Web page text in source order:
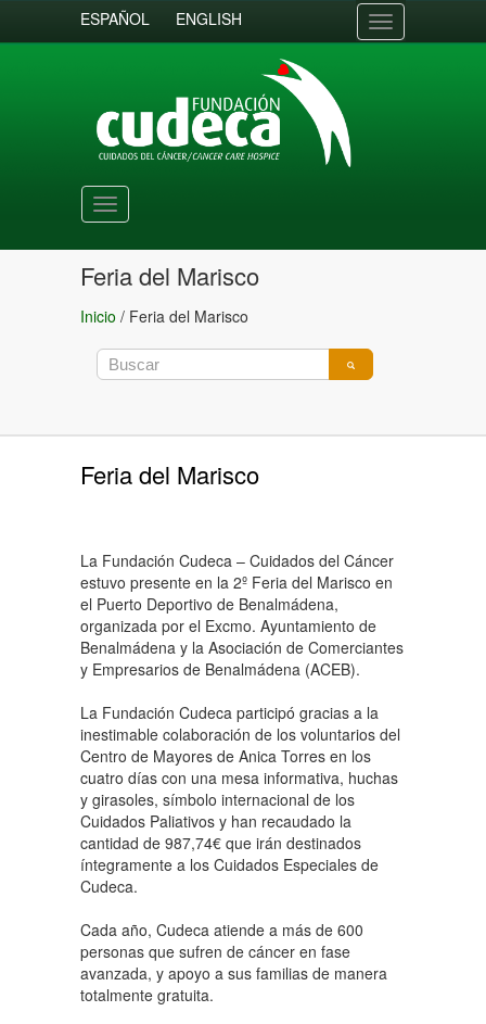
ESPAÑOL ENGLISH
Toggle
navigation
Toggle
navigation
Feria del Marisco
Inicio / Feria del Marisco
Feria del Marisco
La Fundación Cudeca – Cuidados del Cáncer
estuvo presente en la 2º Feria del Marisco en
el Puerto Deportivo de Benalmádena,
organizada por el Excmo. Ayuntamiento de
Benalmádena y la Asociación de Comerciantes
y Empresarios de Benalmádena (ACEB).
La Fundación Cudeca participó gracias a la
inestimable colaboración de los voluntarios del
Centro de Mayores de Anica Torres en los
cuatro días con una mesa informativa, huchas
y girasoles, símbolo internacional de los
Cuidados Paliativos y han recaudado la
cantidad de 987,74€ que irán destinados
íntegramente a los Cuidados Especiales de
Cudeca.
Cada año, Cudeca atiende a más de 600
personas que sufren de cáncer en fase
avanzada, y apoyo a sus familias de manera
totalmente gratuita.